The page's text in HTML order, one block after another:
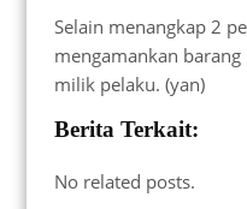
Selain menangkap 2
mengamankan
milik pelaku. (yan)
Berita Terkait:
No related posts.